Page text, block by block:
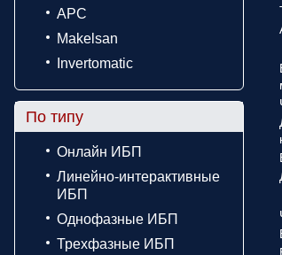
APC
Makelsan
Invertomatic
По типу
Онлайн ИБП
Линейно-интерактивные
ИБП
Однофазные ИБП
Трехфазные ИБП